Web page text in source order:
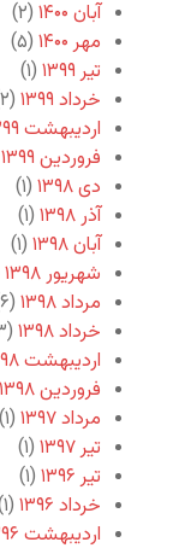
آبان ۱۴۰۰
(۲)
مهر ۱۴۰۰
(۵)
تیر ۱۳۹۹
(۱)
خرداد ۱۳۹۹
(۲)
اردیبهشت ۱۳۹۹
فروردین ۱۳۹۹
دی ۱۳۹۸
(۱)
آذر ۱۳۹۸
(۱)
آبان ۱۳۹۸
(۱)
شهریور ۱۳۹۸
مرداد ۱۳۹۸
(۶)
خرداد ۱۳۹۸
(۳)
اردیبهشت ۱۳۹۸
فروردین ۱۳۹۸
مرداد ۱۳۹۷
(۱)
تیر ۱۳۹۷
(۱)
تیر ۱۳۹۶
(۱)
خرداد ۱۳۹۶
(۱)
اردیبهشت ۱۳۹۶